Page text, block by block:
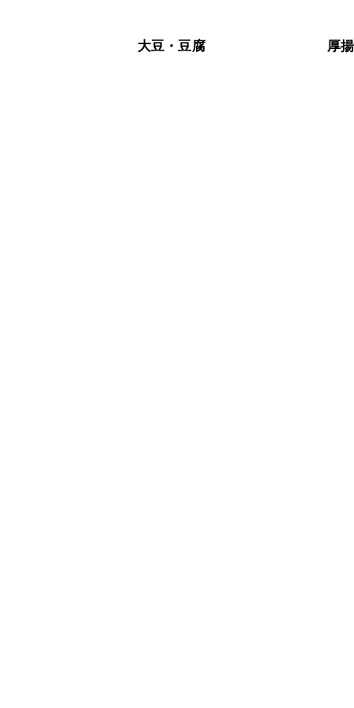
大豆・豆腐 厚